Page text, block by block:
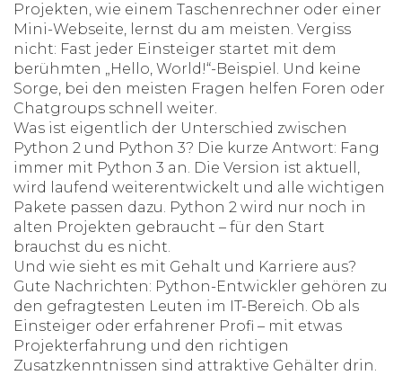
Projekten, wie einem Taschenrechner oder einer
Mini-Webseite, lernst du am meisten. Vergiss
nicht: Fast jeder Einsteiger startet mit dem
berühmten „Hello, World!“-Beispiel. Und keine
Sorge, bei den meisten Fragen helfen Foren oder
Chatgroups schnell weiter.
Was ist eigentlich der Unterschied zwischen
Python 2 und Python 3? Die kurze Antwort: Fang
immer mit Python 3 an. Die Version ist aktuell,
wird laufend weiterentwickelt und alle wichtigen
Pakete passen dazu. Python 2 wird nur noch in
alten Projekten gebraucht – für den Start
brauchst du es nicht.
Und wie sieht es mit Gehalt und Karriere aus?
Gute Nachrichten: Python-Entwickler gehören zu
den gefragtesten Leuten im IT-Bereich. Ob als
Einsteiger oder erfahrener Profi – mit etwas
Projekterfahrung und den richtigen
Zusatzkenntnissen sind attraktive Gehälter drin.